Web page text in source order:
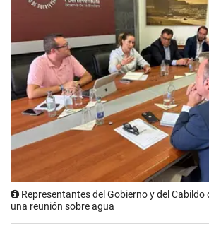
Representantes del Gobierno y del Cabildo
una reunión sobre agua